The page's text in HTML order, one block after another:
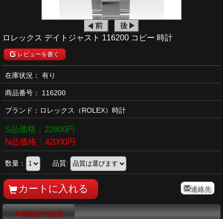
ロレックス デイトジャスト 116200 コピー 時計
レビューを書く
在庫状況： 有り
商品番号： 116200
ブランド： ロレックス （ROLEX）時計
S品価格： 22800円
N品価格： 42000円
数量： 品質:
連絡先
腕時計の説明